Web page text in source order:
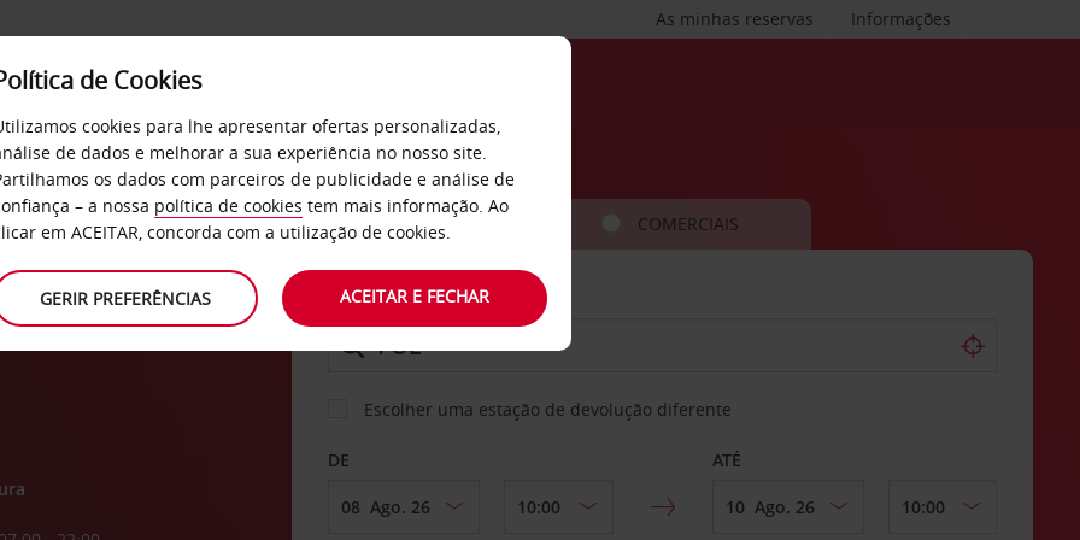
Informações
As minhas reservas
SERVIÇOS EMPRESAS
de
CARRO COMERCIAIS
LEVANTAR EM
Escolher uma estação de devolução diferente
DE ATÉ
de Cookies
cookies para lhe apresentar ofertas personalizadas,
de dados e melhorar a sua experiência no nosso site.
os dados com parceiros de publicidade e análise de
– a nossa política de cookies tem mais informação. Ao
em ACEITAR, concorda com a utilização de cookies.
GERIR PREFERÊNCIAS ACEITAR E FECHAR